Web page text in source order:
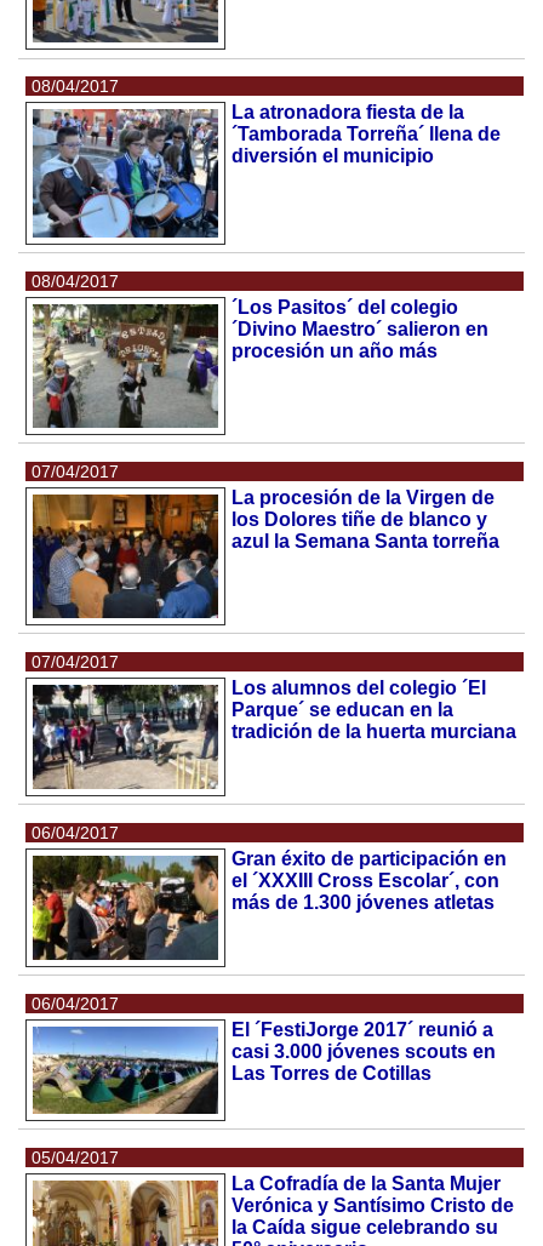
08/04/2017
La atronadora fiesta de la
´Tamborada Torreña´ llena de
diversión el municipio
08/04/2017
´Los Pasitos´ del colegio
´Divino Maestro´ salieron en
procesión un año más
07/04/2017
La procesión de la Virgen de
los Dolores tiñe de blanco y
azul la Semana Santa torreña
07/04/2017
Los alumnos del colegio ´El
Parque´ se educan en la
tradición de la huerta murciana
06/04/2017
Gran éxito de participación en
el ´XXXIII Cross Escolar´, con
más de 1.300 jóvenes atletas
06/04/2017
El ´FestiJorge 2017´ reunió a
casi 3.000 jóvenes scouts en
Las Torres de Cotillas
05/04/2017
La Cofradía de la Santa Mujer
Verónica y Santísimo Cristo de
la Caída sigue celebrando su